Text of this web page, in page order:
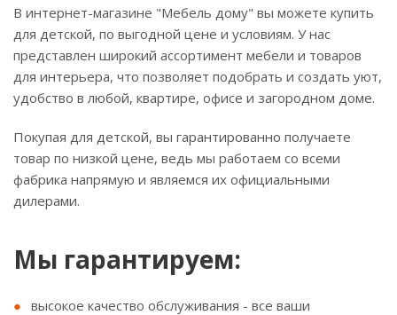
В интернет-магазине "Мебель дому" вы можете купить
для детской, по выгодной цене и условиям. У нас
представлен широкий ассортимент мебели и товаров
для интерьера, что позволяет подобрать и создать уют,
удобство в любой, квартире, офисе и загородном доме.
Покупая для детской, вы гарантированно получаете
товар по низкой цене, ведь мы работаем со всеми
фабрика напрямую и являемся их официальными
дилерами.
Мы гарантируем:
высокое качество обслуживания - все ваши